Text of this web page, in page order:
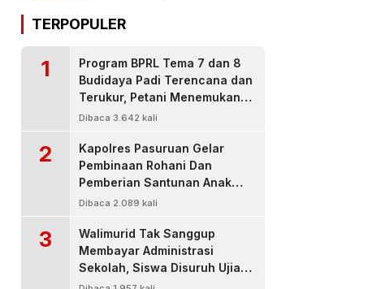
TERPOPULER
1
Program BPRL Tema 7 dan 8
Budidaya Padi Terencana dan
Terukur, Petani Menemukan
Penanggulangan Hama
Dibaca 3.642 kali
2
Kapolres Pasuruan Gelar
Pembinaan Rohani Dan
Pemberian Santunan Anak
Yatim untuk Tingkatkan
Dibaca 2.089 kali
3
Walimurid Tak Sanggup
Membayar Administrasi
Sekolah, Siswa Disuruh Ujian
di Luar Kelas